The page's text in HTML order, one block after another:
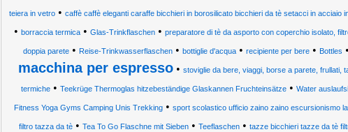
teiera in vetro • caffè caffè eleganti caraffe bicchieri in borosilicato bicchieri da tè setacci in acciaio
• borraccia termica • Glas-Trinkflaschen • preparatore di tè da asporto con coperchio isolato,
doppia parete• Reise-Trinkwasserflaschen• bottiglie d'acqua• recipiente per bere• Bottles •
macchina per espresso• stoviglie da bere, viaggi, borse a parete, frullati,
termiche• Teekrüge Thermoglas hitzebeständige Glaskannen Fruchteinsätze• Water
Fitness Yoga Gyms Camping Unis Trekking• sport scolastico ufficio zaino zaino escursionismo
filtro tazza da tè• Tea To Go Flaschne mit Sieben• Teeflaschen• tazze bicchieri tazze da tè